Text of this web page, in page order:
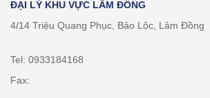
ĐẠI LÝ KHU VỰC LÂM ĐỒNG
4/14 Triệu Quang Phục, Bảo Lộc, Lâm Đồng
Tel: 0933184168
Fax: